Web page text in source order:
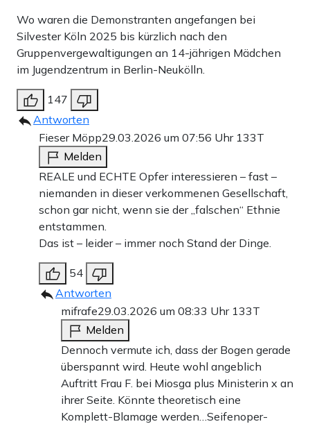
Wo waren die Demonstranten angefangen bei
Silvester Köln 2025 bis kürzlich nach den
Gruppenvergewaltigungen an 14-jährigen Mädchen
im Jugendzentrum in Berlin-Neukölln.
147
Antworten
Fieser Möpp29.03.2026 um 07:56 Uhr 133T
Melden
REALE und ECHTE Opfer interessieren – fast –
niemanden in dieser verkommenen Gesellschaft,
schon gar nicht, wenn sie der „falschen“ Ethnie
entstammen.
Das ist – leider – immer noch Stand der Dinge.
54
Antworten
mifrafe29.03.2026 um 08:33 Uhr 133T
Melden
Dennoch vermute ich, dass der Bogen gerade
überspannt wird. Heute wohl angeblich
Auftritt Frau F. bei Miosga plus Ministerin x an
ihrer Seite. Könnte theoretisch eine
Komplett-Blamage werden…Seifenoper-